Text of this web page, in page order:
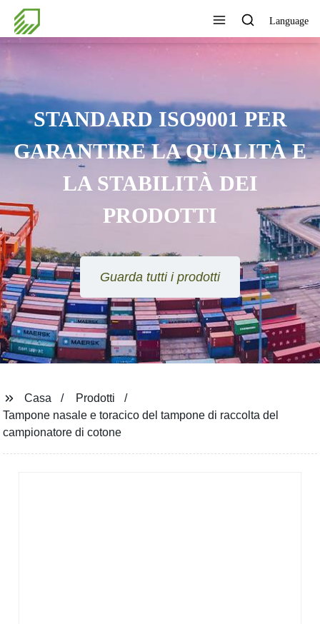
Language
STANDARD ISO9001 PER
GARANTIRE LA QUALITÀ E
LA STABILITÀ DEI
PRODOTTI
Guarda tutti i prodotti
Casa
Prodotti
Tampone nasale e toracico del tampone di raccolta del
campionatore di cotone